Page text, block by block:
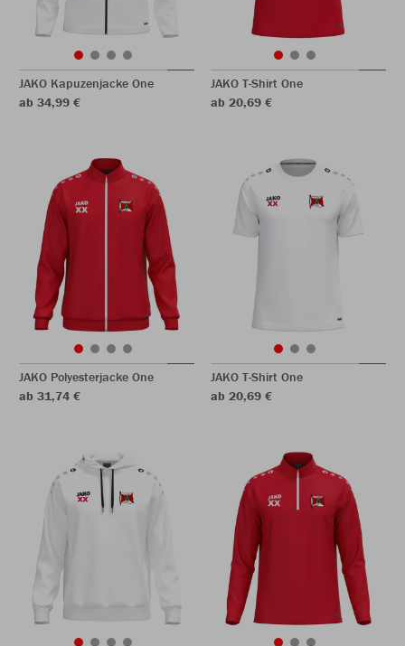
JAKO Kapuzenjacke One
ab 34,99 €
JAKO T-Shirt One
ab 20,69 €
JAKO Polyesterjacke One
ab 31,74 €
JAKO T-Shirt One
ab 20,69 €